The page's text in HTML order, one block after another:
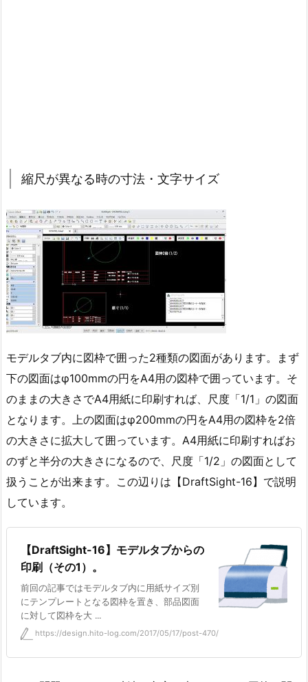
縮尺が異なる時の寸法・文字サイズ
モデルタブ内に図枠で囲った2種類の図面があります。まず
下の図面はφ100mmの円をA4用の図枠で囲っています。そ
のままの大きさでA4用紙に印刷すれば、尺度「1/1」の図面
となります。上の図面はφ200mmの円をA4用の図枠を2倍
の大きさに拡大して囲っています。A4用紙に印刷すればお
のずと半分の大きさになるので、尺度「1/2」の図面として
扱うことが出来ます。この辺りは【DraftSight-16】で説明
しています。
【DraftSight-16】モデルタブからの
印刷（その1）。
前回の記事ではモデルタブ内に用紙サイズ別
にテンプレートとなる図枠を置き、部品図面
に対して図枠を大 ...
https://design.hito-log.com/2017/05/17/post-470/